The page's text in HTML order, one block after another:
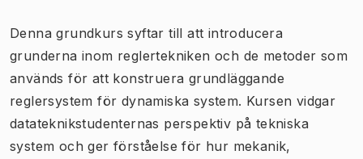
Denna grundkurs syftar till att introducera
grunderna inom reglertekniken och de metoder som
används för att konstruera grundläggande
reglersystem för dynamiska system. Kursen vidgar
datateknikstudenternas perspektiv på tekniska
system och ger förståelse för hur mekanik,